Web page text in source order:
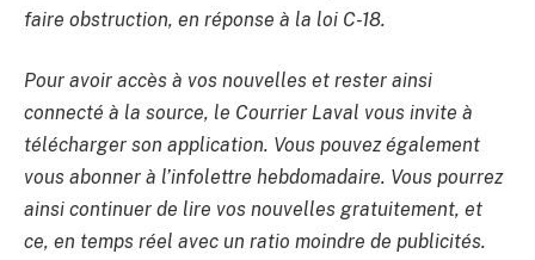
faire obstruction, en réponse à la loi C-18.
Pour avoir accès à vos nouvelles et rester ainsi
connecté à la source, le Courrier Laval vous invite à
télécharger son application. Vous pouvez également
vous abonner à l’infolettre hebdomadaire. Vous pourrez
ainsi continuer de lire vos nouvelles gratuitement, et
ce, en temps réel avec un ratio moindre de publicités.